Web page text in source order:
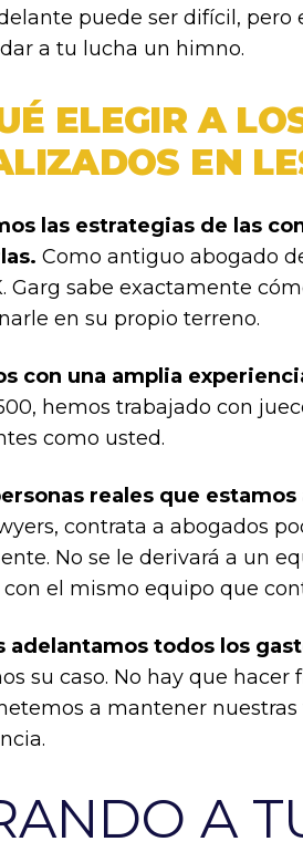
puede ser difícil,
a tu lucha un himno.
ELEGIR A
EN
las estrategias de las
Como antiguo abogado
Garg sabe exactamente
en su propio terreno.
con una amplia
hemos trabajado con
como usted.
reales que
contrata a abogados
No se le derivará a un
con el mismo equipo que
adelantamos todos los
su caso. No hay que
a mantener
A